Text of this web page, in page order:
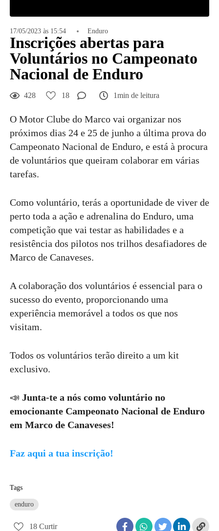
17/05/2023 às 15:54 Enduro
Inscrições abertas para
Voluntários no Campeonato
Nacional de Enduro
428 18 1min de leitura
O Motor Clube do Marco vai organizar nos
próximos dias 24 e 25 de junho a última prova do
Campeonato Nacional de Enduro, e está à procura
de voluntários que queiram colaborar em várias
tarefas.
Como voluntário, terás a oportunidade de viver de
perto toda a ação e adrenalina do Enduro, uma
competição que vai testar as habilidades e a
resistência dos pilotos nos trilhos desafiadores de
Marco de Canaveses.
A colaboração dos voluntários é essencial para o
sucesso do evento, proporcionando uma
experiência memorável a todos os que nos
visitam.
Todos os voluntários terão direito a um kit
exclusivo.
📣 Junta-te a nós como voluntário no
emocionante Campeonato Nacional de Enduro
em Marco de Canaveses!
Faz aqui a tua inscrição!
Tags
enduro
18 Curtir